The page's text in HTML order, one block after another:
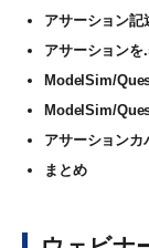
アサーション記
アサーション
ModelSim/
ModelSim/
アサーションカ
まとめ